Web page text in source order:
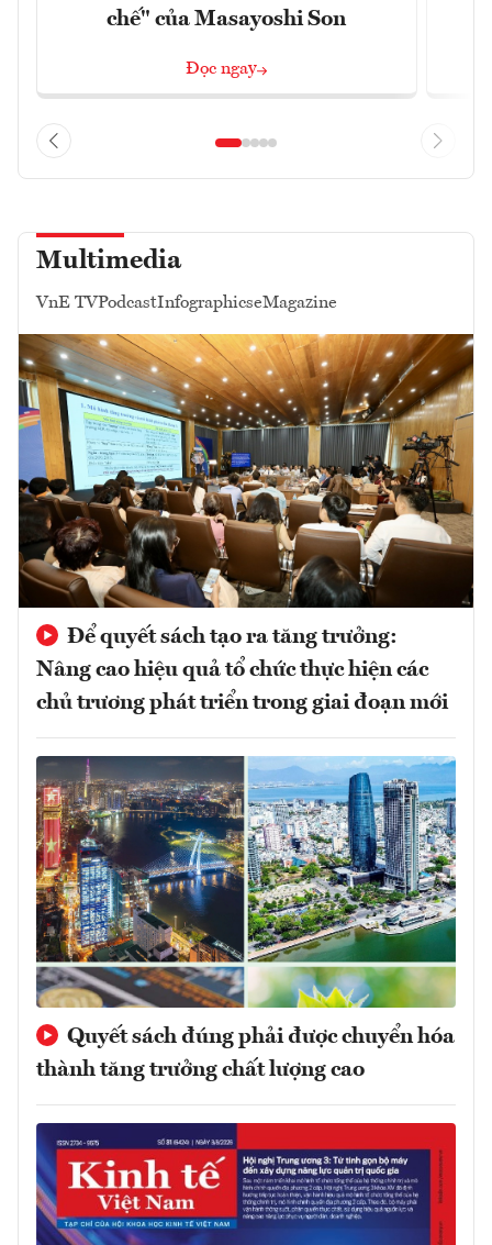
chế" của Masayoshi Son
Đọc ngay
Multimedia
VnE TVPodcastInfographicseMagazine
Để quyết sách tạo ra tăng trưởng:
Nâng cao hiệu quả tổ chức thực hiện các
chủ trương phát triển trong giai đoạn mới
Quyết sách đúng phải được chuyển hóa
thành tăng trưởng chất lượng cao